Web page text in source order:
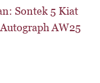
Sontek 5 Kiat
AW25